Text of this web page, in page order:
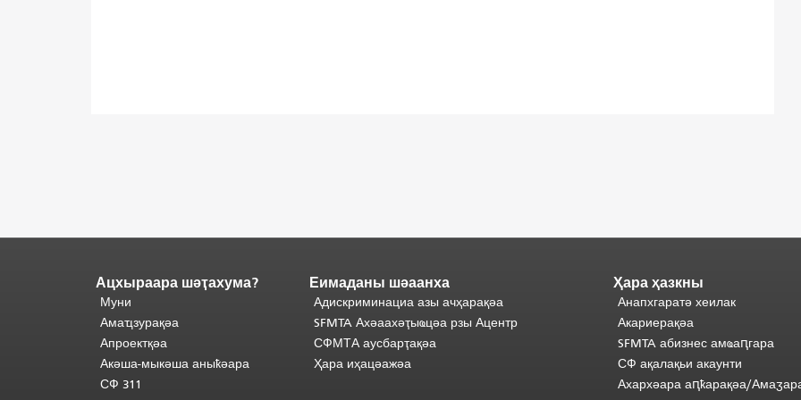
Адаҟьа
аҵакы
анҵәамҭа.Ари
адаҟьа
иаанхаз
даҟьацыԥхьаӡа
Ацхыраара шәҭахума?
Муни
Амаҵзурақәа
Апроектқәа
Акәша-мыкәша аныҟәара
СФ 311
Еимаданы шәаанха
Адискриминациа азы ачҳарақәа
SFMTA Ахәаахәҭыҩцәа рзы Ацентр
СФМТА аусбарҭақәа
Ҳара иҳацәажәа
Ҳара ҳазкны
Анапхгаратә хеилак
Акариерақәа
SFMTA абизнес амҩаԥгара
СФ ақалақьи акаунти
Ахархәара аԥҟарақәа/